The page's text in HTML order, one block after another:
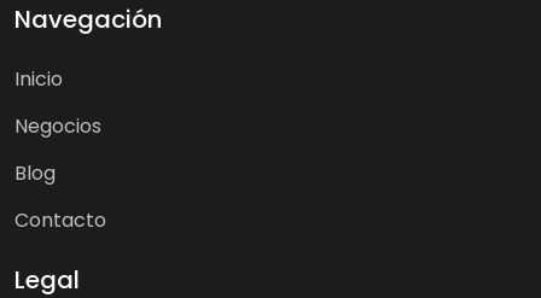
Navegación
Inicio
Negocios
Blog
Contacto
Legal